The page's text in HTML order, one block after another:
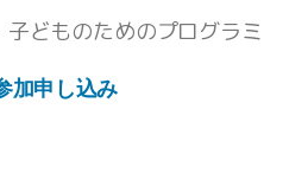
子どものためのプログラミ
加申し込み